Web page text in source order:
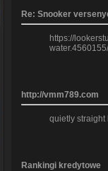
Re: Snooker
https://
http://vmm789.com
quietly straight
Rankingi kredytowe